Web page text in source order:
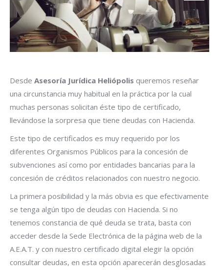
Desde Asesoría Jurídica Heliópolis queremos reseñar
una circunstancia muy habitual en la práctica por la cual
muchas personas solicitan éste tipo de certificado,
llevándose la sorpresa que tiene deudas con Hacienda.
Este tipo de certificados es muy requerido por los
diferentes Organismos Públicos para la concesión de
subvenciones así como por entidades bancarias para la
concesión de créditos relacionados con nuestro negocio.
La primera posibilidad y la más obvia es que efectivamente
se tenga algún tipo de deudas con Hacienda. Si no
tenemos constancia de qué deuda se trata, basta con
acceder desde la Sede Electrónica de la página web de la
A.E.A.T. y con nuestro certificado digital elegir la opción
consultar deudas, en esta opción aparecerán desglosadas